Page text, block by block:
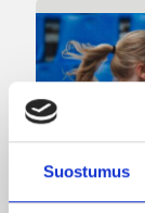
Suostumus